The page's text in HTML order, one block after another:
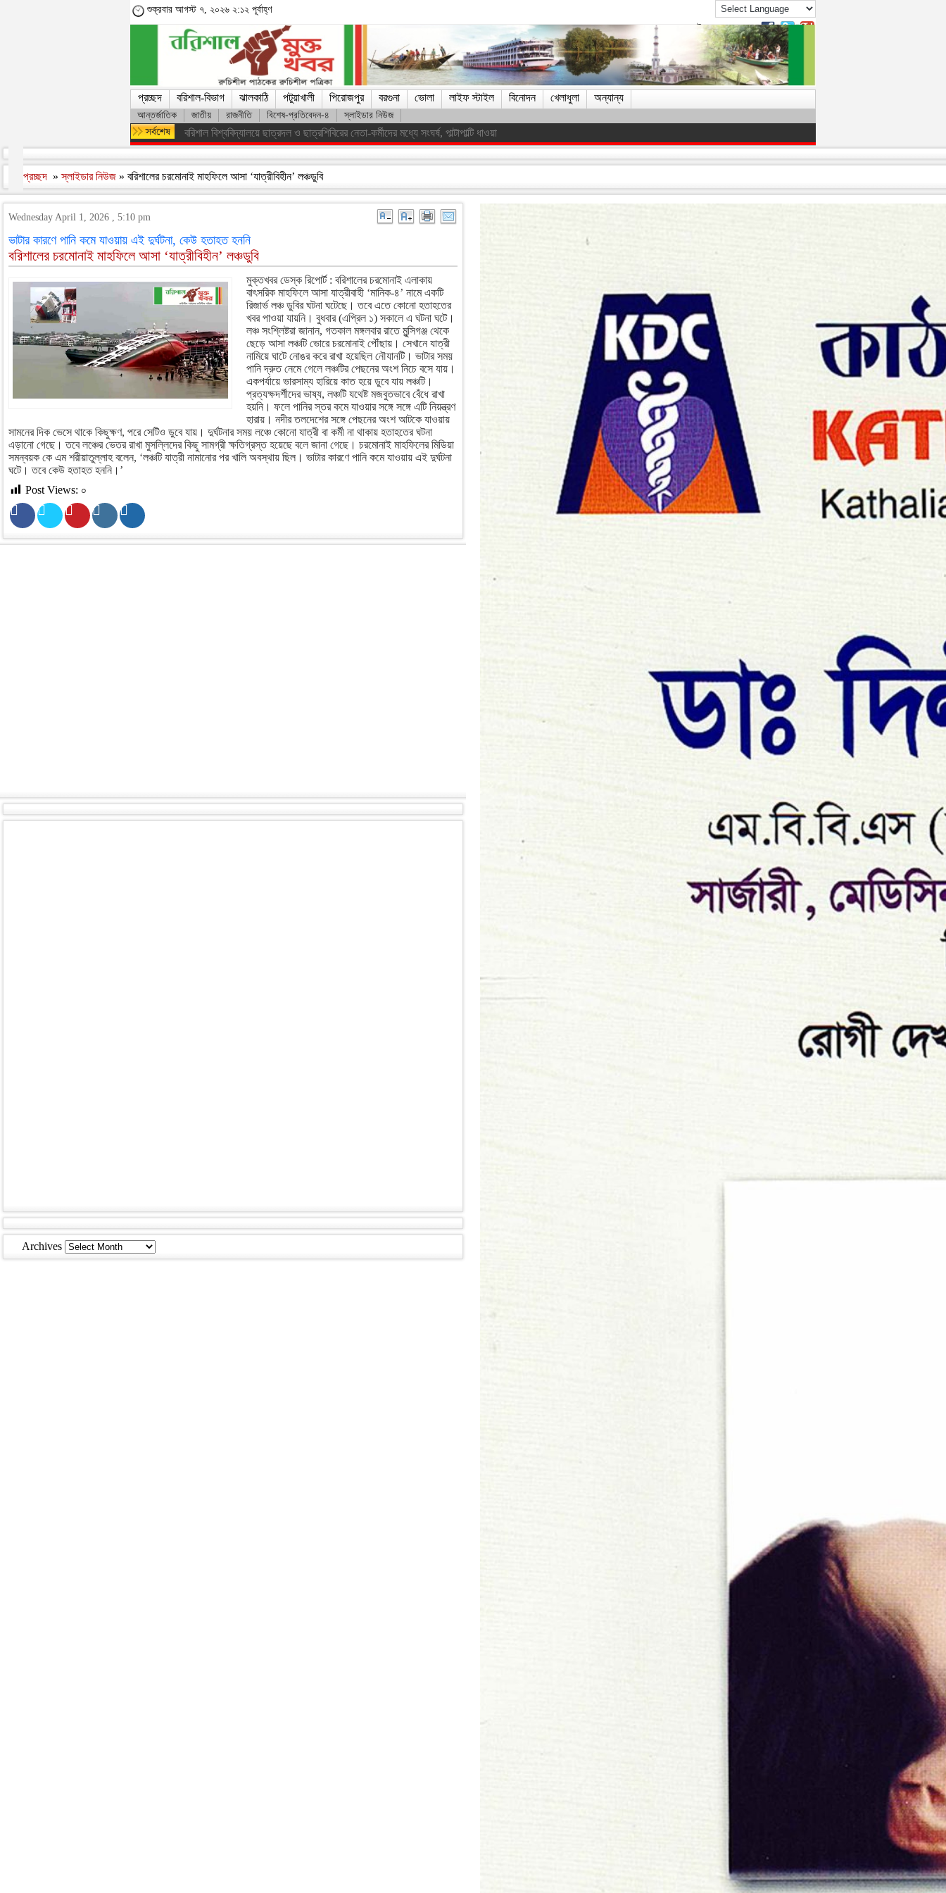
শুক্রবার আগস্ট ৭, ২০২৬ ২:১২ পূর্বাহ্ণ
প্রচ্ছদ বরিশাল-বিভাগ ঝালকাঠি পটুয়াখালী পিরোজপুর বরগুনা ভোলা লাইফ স্টাইল বিনোদন খেলাধুলা অন্যান্য
আন্তর্জাতিক জাতীয় রাজনীতি বিশেষ-প্রতিবেদন-৪ স্লাইডার নিউজ
অসংখ্য শহিদের রক্তের বিনিময়ে ফ্যাসিস্ট সরকারকে হটানো সম্ভব হয়েছে : তথ্যমন্ত্রী
প্রচ্ছদ »স্লাইডার নিউজ » বরিশালের চরমোনাই মাহফিলে আসা ‘যাত্রীবিহীন’ লঞ্চডুবি
Wednesday April 1, 2026 , 5:10 pm
ভাটার কারণে পানি কমে যাওয়ায় এই দুর্ঘটনা, কেউ হতাহত হননি
বরিশালের চরমোনাই মাহফিলে আসা ‘যাত্রীবিহীন’ লঞ্চডুবি
মুক্তখবর ডেস্ক রিপোর্ট : বরিশালের চরমোনাই এলাকায়
বাৎসরিক মাহফিলে আসা যাত্রীবাহী ‘মানিক-৪’ নামে একটি
রিজার্ভ লঞ্চ ডুবির ঘটনা ঘটেছে। তবে এতে কোনো হতাহতের
খবর পাওয়া যায়নি। বুধবার (এপ্রিল ১) সকালে এ ঘটনা ঘটে।
লঞ্চ সংশ্লিষ্টরা জানান, গতকাল মঙ্গলবার রাতে মুন্সিগঞ্জ থেকে
ছেড়ে আসা লঞ্চটি ভোরে চরমোনাই পৌঁছায়। সেখানে যাত্রী
নামিয়ে ঘাটে নোঙর করে রাখা হয়েছিল নৌযানটি। ভাটার সময়
পানি দ্রুত নেমে গেলে লঞ্চটির পেছনের অংশ নিচে বসে যায়।
একপর্যায়ে ভারসাম্য হারিয়ে কাত হয়ে ডুবে যায় লঞ্চটি।
প্রত্যক্ষদর্শীদের ভাষ্য, লঞ্চটি যথেষ্ট মজবুতভাবে বেঁধে রাখা
হয়নি। ফলে পানির স্তর কমে যাওয়ার সঙ্গে সঙ্গে এটি নিয়ন্ত্রণ
হারায়। নদীর তলদেশের সঙ্গে পেছনের অংশ আটকে যাওয়ায়
সামনের দিক ভেসে থাকে কিছুক্ষণ, পরে সেটিও ডুবে যায়। দুর্ঘটনার সময় লঞ্চে কোনো যাত্রী বা কর্মী না থাকায় হতাহতের ঘটনা
এড়ানো গেছে। তবে লঞ্চের ভেতর রাখা মুসল্লিদের কিছু সামগ্রী ক্ষতিগ্রস্ত হয়েছে বলে জানা গেছে। চরমোনাই মাহফিলের মিডিয়া
সমন্বয়ক কে এম শরীয়াতুল্লাহ বলেন, ‘লঞ্চটি যাত্রী নামানোর পর খালি অবস্থায় ছিল। ভাটার কারণে পানি কমে যাওয়ায় এই দুর্ঘটনা
ঘটে। তবে কেউ হতাহত হননি।’
Post Views: ০
Archives Archives